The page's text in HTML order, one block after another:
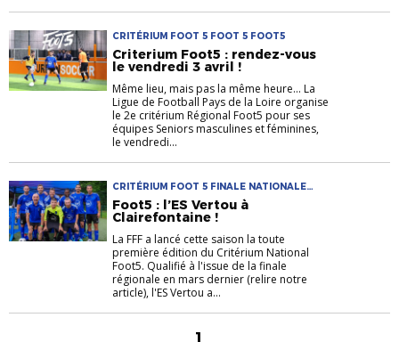
CRITÉRIUM FOOT 5 FOOT 5 FOOT5
Criterium Foot5 : rendez-vous
le vendredi 3 avril !
Même lieu, mais pas la même heure... La
Ligue de Football Pays de la Loire organise
le 2e critérium Régional Foot5 pour ses
équipes Seniors masculines et féminines,
le vendredi...
CRITÉRIUM FOOT 5 FINALE NATIONALE
Foot5 : l’ES Vertou à
Clairefontaine !
La FFF a lancé cette saison la toute
première édition du Critérium National
Foot5. Qualifié à l'issue de la finale
régionale en mars dernier (relire notre
article), l'ES Vertou a...
1